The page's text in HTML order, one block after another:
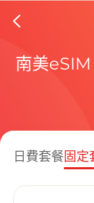
包
南美
日費套餐固定